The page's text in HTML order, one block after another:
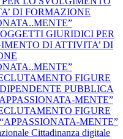
DI FORMAZIONE
GIURIDICI PER
DI ATTIVITA’ DI
FIGURE
PUBBLICA
MENTE”
FIGURE
MENTE”
Cittadinanza digitale